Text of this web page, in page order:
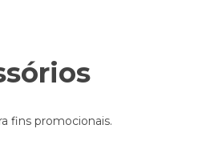
fins promocionais.